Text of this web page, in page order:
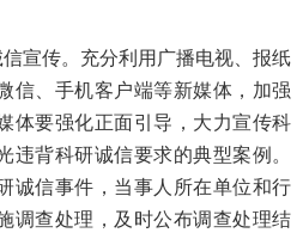
信宣传。充分利用广播电视、报纸
信、手机客户端等新媒体，加强
体要强化正面引导，大力宣传科
违背科研诚信要求的典型案例。
诚信事件，当事人所在单位和行
调查处理，及时公布调查处理结